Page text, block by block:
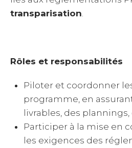
transparisation
Rôles et responsabilités
Piloter et coordonner
programme, en
livrables, des plannings,
Participer à la mise en
les exigences des